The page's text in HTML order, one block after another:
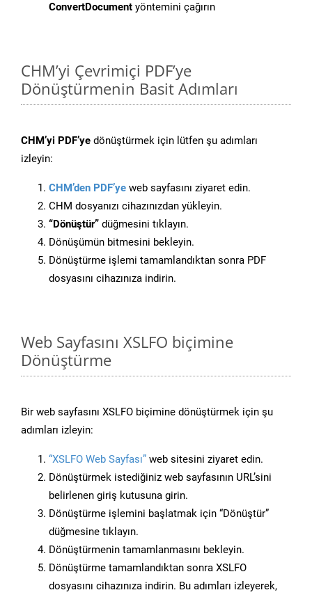
ConvertDocument yöntemini çağırın
CHM’yi Çevrimiçi PDF’ye
Dönüştürmenin Basit Adımları
CHM’yi PDF’ye dönüştürmek için lütfen şu adımları
izleyin:
CHM’den PDF’ye web sayfasını ziyaret edin.
CHM dosyanızı cihazınızdan yükleyin.
“Dönüştür” düğmesini tıklayın.
Dönüşümün bitmesini bekleyin.
Dönüştürme işlemi tamamlandıktan sonra PDF
dosyasını cihazınıza indirin.
Web Sayfasını XSLFO biçimine
Dönüştürme
Bir web sayfasını XSLFO biçimine dönüştürmek için şu
adımları izleyin:
“XSLFO Web Sayfası” web sitesini ziyaret edin.
Dönüştürmek istediğiniz web sayfasının URL’sini
belirlenen giriş kutusuna girin.
Dönüştürme işlemini başlatmak için “Dönüştür”
düğmesine tıklayın.
Dönüştürmenin tamamlanmasını bekleyin.
Dönüştürme tamamlandıktan sonra XSLFO
dosyasını cihazınıza indirin. Bu adımları izleyerek,